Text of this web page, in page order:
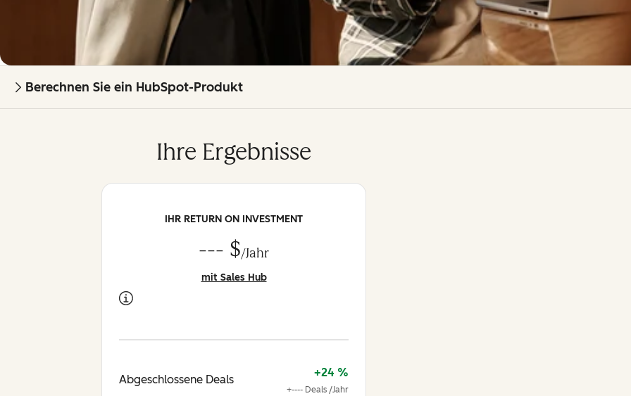
Berechnen Sie ein HubSpot-Produkt
Ihre Ergebnisse
IHR RETURN ON INVESTMENT
--- $/Jahr
mit Sales Hub
Abgeschlossene Deals
+24 %
+---- Deals /Jahr